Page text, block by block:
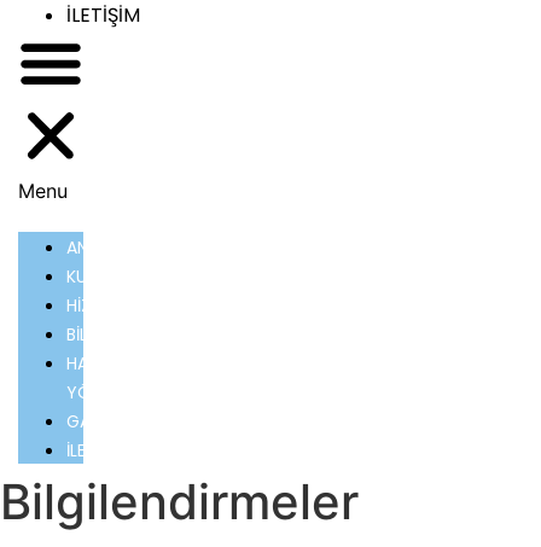
İLETİŞİM
Menu
ANASAYFA
KURUMSAL
HİZMETLERİMİZ
BİLGİLENDİRMELER
HASTALIKLARDA
YÖNETİM
GALERİ
İLETİŞİM
Bilgilendirmeler